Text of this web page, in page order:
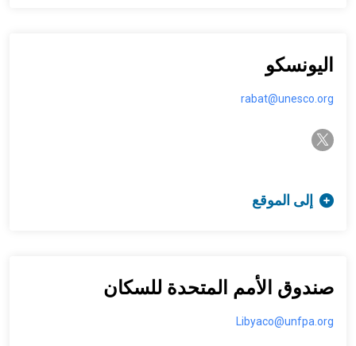
اليونسكو
rabat@unesco.org
twitter-x
إلى الموقع
صندوق الأمم المتحدة للسكان
Libyaco@unfpa.org